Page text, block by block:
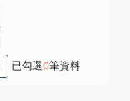
已勾選0筆資料